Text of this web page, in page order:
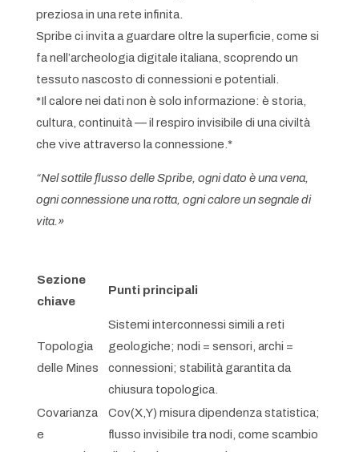
preziosa in una rete infinita.
Spribe ci invita a guardare oltre la superficie, come si
fa nell’archeologia digitale italiana, scoprendo un
tessuto nascosto di connessioni e potentiali.
*Il calore nei dati non è solo informazione: è storia,
cultura, continuità — il respiro invisibile di una civiltà
che vive attraverso la connessione.*
“Nel sottile flusso delle Spribe, ogni dato è una vena,
ogni connessione una rotta, ogni calore un segnale di
vita.»
Sezione
chiave
Punti principali
Topologia
delle Mines
Sistemi interconnessi simili a reti
geologiche; nodi = sensori, archi =
connessioni; stabilità garantita da
chiusura topologica.
Covarianza
e
Cov(X,Y) misura dipendenza statistica;
flusso invisibile tra nodi, come scambio